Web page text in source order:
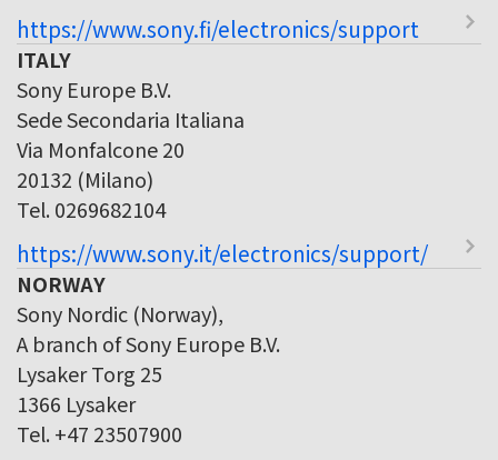
https://www.sony.fi/electronics/support
ITALY
Sony Europe B.V.
Sede Secondaria Italiana
Via Monfalcone 20
20132 (Milano)
Tel. 0269682104
https://www.sony.it/electronics/support/
NORWAY
Sony Nordic (Norway),
A branch of Sony Europe B.V.
Lysaker Torg 25
1366 Lysaker
Tel. +47 23507900